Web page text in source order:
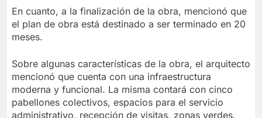
En cuanto, a la finalización de la obra, mencionó que
el plan de obra está destinado a ser terminado en 20
meses.
Sobre algunas características de la obra, el arquitecto
mencionó que cuenta con una infraestructura
moderna y funcional. La misma contará con cinco
pabellones colectivos, espacios para el servicio
administrativo, recepción de visitas, zonas verdes,